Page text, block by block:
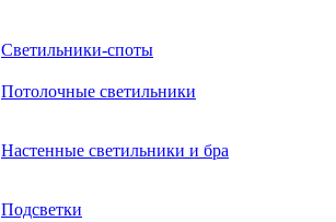
Светильники-споты
Потолочные светильники
Настенные светильники и бра
Подсветки